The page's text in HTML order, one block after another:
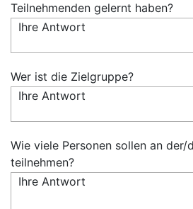
Teilnehmenden gelernt haben?
Wer ist die Zielgruppe?
Wie viele Personen sollen an der/
teilnehmen?